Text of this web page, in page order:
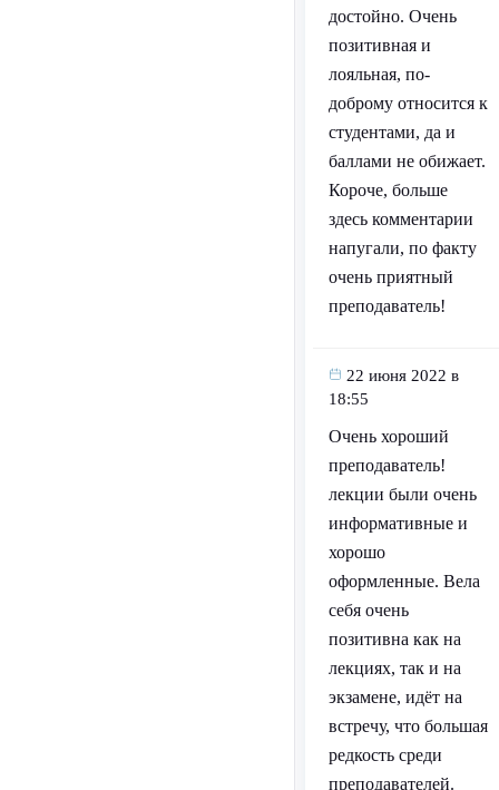
достойно. Очень
позитивная и
лояльная, по-
доброму относится к
студентами, да и
баллами не обижает.
Короче, больше
здесь комментарии
напугали, по факту
очень приятный
преподаватель!
22 июня 2022 в
18:55
Очень хороший
преподаватель!
лекции были очень
информативные и
хорошо
оформленные. Вела
себя очень
позитивна как на
лекциях, так и на
экзамене, идёт на
встречу, что большая
редкость среди
преподавателей.